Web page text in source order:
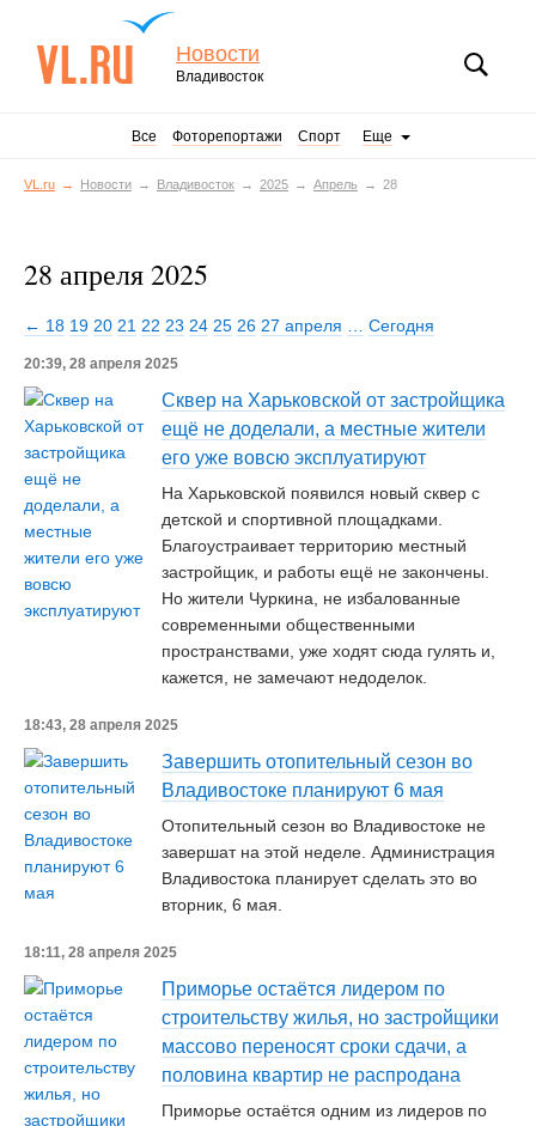
Новости
Владивосток
Все Фоторепортажи Спорт Еще
VL.ru Новости Владивосток 2025 Апрель 28
28 апреля 2025
← 18 19 20 21 22 23 24 25 26 27 апреля Сегодня
20:39, 28 апреля 2025
Сквер на Харьковской от застройщика
ещё не доделали, а местные жители
его уже вовсю эксплуатируют
На Харьковской появился новый сквер с
детской и спортивной площадками.
Благоустраивает территорию местный
застройщик, и работы ещё не закончены.
Но жители Чуркина, не избалованные
современными общественными
пространствами, уже ходят сюда гулять и,
кажется, не замечают недоделок.
18:43, 28 апреля 2025
Завершить отопительный сезон во
Владивостоке планируют 6 мая
Отопительный сезон во Владивостоке не
завершат на этой неделе. Администрация
Владивостока планирует сделать это во
вторник, 6 мая.
18:11, 28 апреля 2025
Приморье остаётся лидером по
строительству жилья, но застройщики
массово переносят сроки сдачи, а
половина квартир не распродана
Приморье остаётся одним из лидеров по